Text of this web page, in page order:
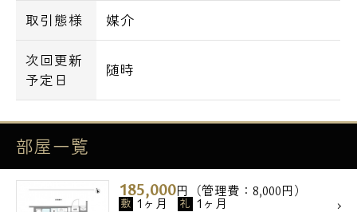
取引態様 媒介
次回更新
予定日
随時
部屋一覧
185,000円（管理費：8,000円）
敷 1ヶ月 礼 1ヶ月